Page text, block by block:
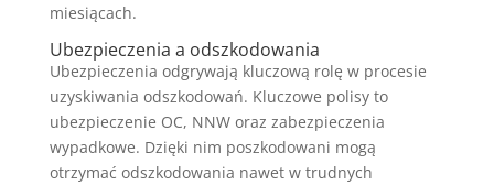
miesiącach.
Ubezpieczenia a odszkodowania
Ubezpieczenia odgrywają kluczową rolę w procesie
uzyskiwania odszkodowań. Kluczowe polisy to
ubezpieczenie OC, NNW oraz zabezpieczenia
wypadkowe. Dzięki nim poszkodowani mogą
otrzymać odszkodowania nawet w trudnych